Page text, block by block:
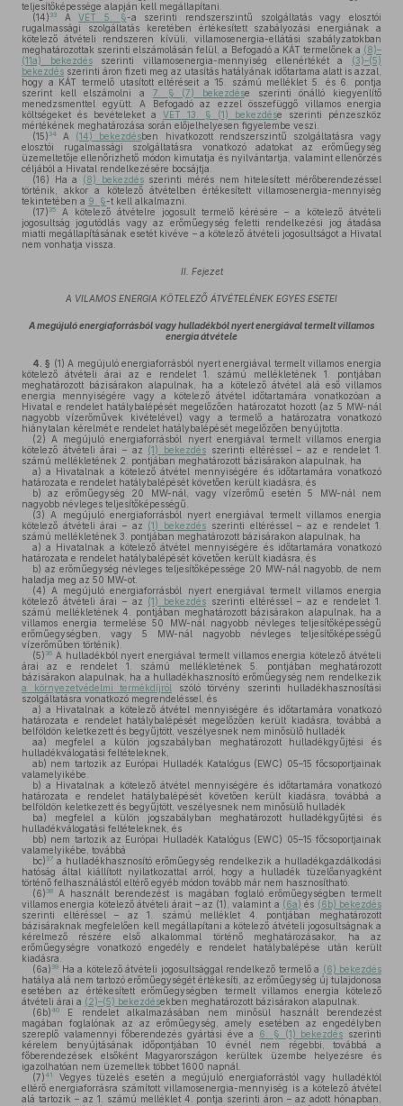
teljesítőképessége alapján kell megállapítani.
(14) 33 AVET 5. §-a szerinti rendszerszintű szolgáltatás vagy elosztói
rugalmassági szolgáltatás keretében értékesített szabályozási energiának a
kötelező átvételi rendszeren kívüli, villamosenergia-ellátási szabályzatokban
meghatározottak szerinti elszámolásán felül, a Befogadó a KÁT termelőnek a (8)–
(11a) bekezdésszerinti villamosenergia-mennyiség ellenértékét a (3)–(5)
bekezdés szerinti áron fizeti meg az utasítás hatályának időtartama alatt is azzal,
hogy a KÁT termelő utasított eltéréseit a 15. számú melléklet 5. és 6. pontja
szerint kell elszámolni a 7. § (7) bekezdése szerinti önálló kiegyenlítő
menedzsmenttel együtt. A Befogadó az ezzel összefüggő villamos energia
költségeket és bevételeket a VET 13. § (1) bekezdése szerinti pénzeszköz
mértékének meghatározása során előjelhelyesen figyelembe veszi.
(15) 34 A (14) bekezdésben hivatkozott rendszerszintű szolgáltatásra vagy
elosztói rugalmassági szolgáltatásra vonatkozó adatokat az erőműegység
üzemeltetője ellenőrizhető módon kimutatja és nyilvántartja, valamint ellenőrzés
céljából a Hivatal rendelkezésére bocsájtja.
(16) Ha a (8) bekezdésszerinti mérés nem hitelesített mérőberendezéssel
történik, akkor a kötelező átvételben értékesített villamosenergia-mennyiség
tekintetében a 9. §-t kell alkalmazni.
(17) 35
A kötelező átvételre jogosult termelő kérésére – a kötelező átvételi
jogosultság jogutódlás vagy az erőműegység feletti rendelkezési jog átadása
miatti megállapításának esetét kivéve – a kötelező átvételi jogosultságot a Hivatal
nem vonhatja vissza.
II. Fejezet
A VILAMOS ENERGIA KÖTELEZŐ ÁTVÉTELÉNEK EGYES ESETEI
A megújuló energiaforrásból vagy hulladékból nyert energiával termelt villamos
energia átvétele
4. § (1) A megújuló energiaforrásból nyert energiával termelt villamos energia
kötelező átvételi árai az e rendelet 1. számú mellékletének 1. pontjában
meghatározott bázisárakon alapulnak, ha a kötelező átvétel alá eső villamos
energia mennyiségére vagy a kötelező átvétel időtartamára vonatkozóan a
Hivatal e rendelet hatálybalépését megelőzően határozatot hozott (az 5 MW-nál
nagyobb vízerőművek kivételével) vagy a termelő a határozatra vonatkozó
hiánytalan kérelmét e rendelet hatálybalépését megelőzően benyújtotta.
(2) A megújuló energiaforrásból nyert energiával termelt villamos energia
kötelező átvételi árai – az (1) bekezdés szerinti eltéréssel – az e rendelet 1.
számú mellékletének 2. pontjában meghatározott bázisárakon alapulnak, ha
a) a Hivatalnak a kötelező átvétel mennyiségére és időtartamára vonatkozó
határozata e rendelet hatálybalépését követően került kiadásra, és
b) az erőműegység 20 MW-nál, vagy vízerőmű esetén 5 MW-nál nem
nagyobb névleges teljesítőképességű.
(3) A megújuló energiaforrásból nyert energiával termelt villamos energia
kötelező átvételi árai – az (1) bekezdés szerinti eltéréssel – az e rendelet 1.
számú mellékletének 3. pontjában meghatározott bázisárakon alapulnak, ha
a) a Hivatalnak a kötelező átvétel mennyiségére és időtartamára vonatkozó
határozata e rendelet hatálybalépését követően került kiadásra, és
b) az erőműegység névleges teljesítőképessége 20 MW-nál nagyobb, de nem
haladja meg az 50 MW-ot.
(4) A megújuló energiaforrásból nyert energiával termelt villamos energia
kötelező átvételi árai – az (1) bekezdés szerinti eltéréssel – az e rendelet 1.
számú mellékletének 4. pontjában meghatározott bázisárakon alapulnak, ha a
villamos energia termelése 50 MW-nál nagyobb névleges teljesítőképességű
erőműegységben, vagy 5 MW-nál nagyobb névleges teljesítőképességű
vízerőműben történik).
(5) 36 A hulladékból nyert energiával termelt villamos energia kötelező átvételi
árai az e rendelet 1. számú mellékletének 5. pontjában meghatározott
bázisárakon alapulnak, ha a hulladékhasznosító erőműegység nem rendelkezik
a környezetvédelmi termékdíjról szóló törvény szerinti hulladékhasznosítási
szolgáltatásra vonatkozó megrendeléssel, és
a) a Hivatalnak a kötelező átvétel mennyiségére és időtartamára vonatkozó
határozata e rendelet hatálybalépését megelőzően került kiadásra, továbbá a
belföldön keletkezett és begyűjtött, veszélyesnek nem minősülő hulladék
aa) megfelel a külön jogszabályban meghatározott hulladékgyűjtési és
hulladékválogatási feltételeknek,
ab) nem tartozik az Európai Hulladék Katalógus (EWC) 05–15 főcsoportjainak
valamelyikébe.
b) a Hivatalnak a kötelező átvétel mennyiségére és időtartamára vonatkozó
határozata e rendelet hatálybalépését követően került kiadásra, továbbá a
belföldön keletkezett és begyűjtött, veszélyesnek nem minősülő hulladék
ba) megfelel a külön jogszabályban meghatározott hulladékgyűjtési és
hulladékválogatási feltételeknek, és
bb) nem tartozik az Európai Hulladék Katalógus (EWC) 05–15 főcsoportjainak
valamelyikébe, továbbá
bc) 37 a hulladékhasznosító erőműegység rendelkezik a hulladékgazdálkodási
hatóság által kiállított nyilatkozattal arról, hogy a hulladék tüzelőanyagként
történő felhasználástól eltérő egyéb módon tovább már nem hasznosítható.
(6) 38
A használt berendezést is magában foglaló erőműegységben termelt
villamos energia kötelező átvételi árait – az (1), valamint a (6a) és (6b) bekezdés
szerinti eltéréssel – az 1. számú melléklet 4. pontjában meghatározott
bázisáraknak megfelelően kell megállapítani a kötelező átvételi jogosultságnak a
kérelmező részére első alkalommal történő meghatározásakor, ha az
erőműegységre vonatkozó engedély e rendelet hatálybalépése után került
kiadásra.
(6a) 39 Ha a kötelező átvételi jogosultsággal rendelkező termelő a (6) bekezdés
hatálya alá nem tartozó erőműegységét értékesíti, az erőműegység új tulajdonosa
esetében az értékesített erőműegységben termelt villamos energia kötelező
átvételi árai a (2)–(5) bekezdésekben meghatározott bázisárakon alapulnak.
(6b)40
E rendelet alkalmazásában nem minősül használt berendezést
magában foglalónak az az erőműegység, amely esetében az engedélyben
szereplő valamennyi főberendezés gyártási éve a 6. § (1) bekezdés szerinti
kérelem benyújtásának időpontjában 10 évnél nem régebbi, továbbá a
főberendezések elsőként Magyarországon kerültek üzembe helyezésre és
igazolhatóan nem üzemeltek többet 1600 napnál.
(7)41
Vegyes tüzelés esetén a megújuló energiaforrástól vagy hulladéktól
eltérő energiaforrásra számított villamosenergia-mennyiség is a kötelező átvétel
alá tartozik – az 1. számú melléklet 4. pontja szerinti áron – az adott hónapban,